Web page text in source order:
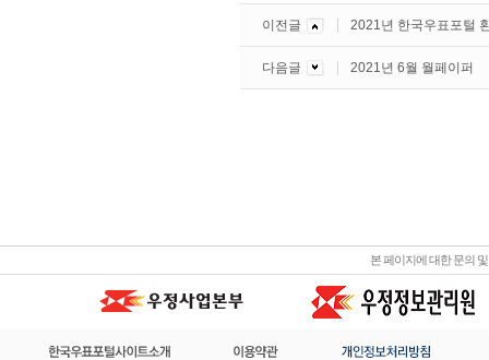
이전글 2021년 한국우표포털
다음글 2021년 6월 월페이퍼
본 페이지에 대한 문의